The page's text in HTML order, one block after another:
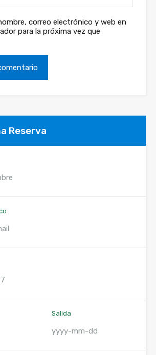
correo electrónico y web en
para la próxima vez que
Reserva
Salida